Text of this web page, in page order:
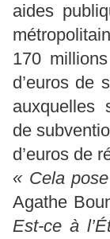
aides
170
d’euros de
auxquelles
de
d’euros de
« Cela
Agathe
Est-ce à